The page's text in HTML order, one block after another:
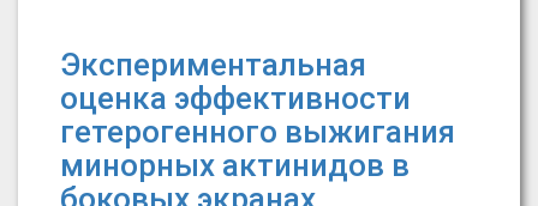
Экспериментальная
оценка эффективности
гетерогенного выжигания
минорных актинидов в
боковых экранах